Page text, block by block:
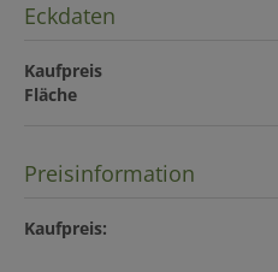
Eckdaten
Kaufpreis
Fläche
Preisinformation
Kaufpreis: